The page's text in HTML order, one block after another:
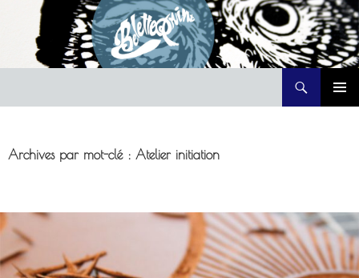
Archives par mot-clé : Atelier initiation